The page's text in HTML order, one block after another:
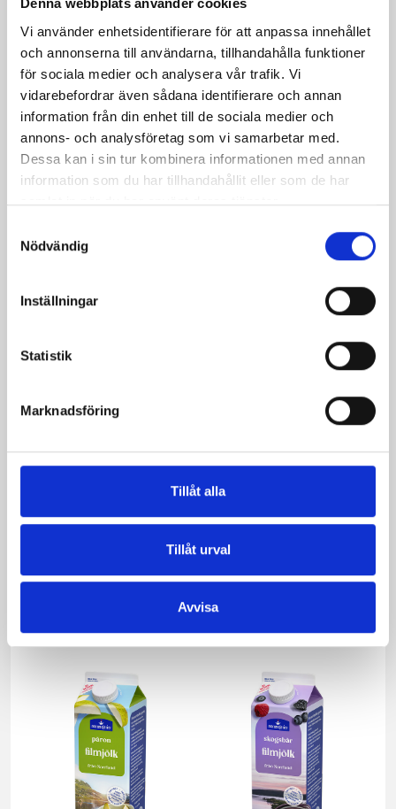
Denna webbplats använder cookies
Vi använder enhetsidentifierare för att anpassa innehållet
och annonserna till användarna, tillhandahålla funktioner
för sociala medier och analysera vår trafik. Vi
vidarebefordrar även sådana identifierare och annan
information från din enhet till de sociala medier och
annons- och analysföretag som vi samarbetar med.
Dessa kan i sin tur kombinera informationen med annan
information som du har tillhandahållit eller som de har
samlat in när du har använt deras tjänster.
Nödvändig
Inställningar
Statistik
Marknadsföring
Tillåt alla
Tillåt urval
Avvisa
Rödbetssallad med
matvete och fetaost
Höstrisotto med
svamp och örter
Produkter i receptet:
Mellanmjölk
Jordgubbsfil 2,7%